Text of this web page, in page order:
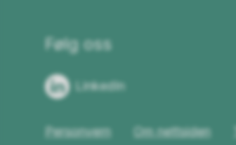
Følg oss
LinkedIn
Personvern
Om nettsiden